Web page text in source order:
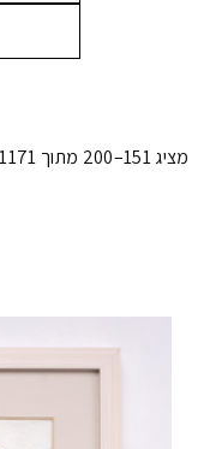
מציג 151–200 מתוך 1171 תוצאות